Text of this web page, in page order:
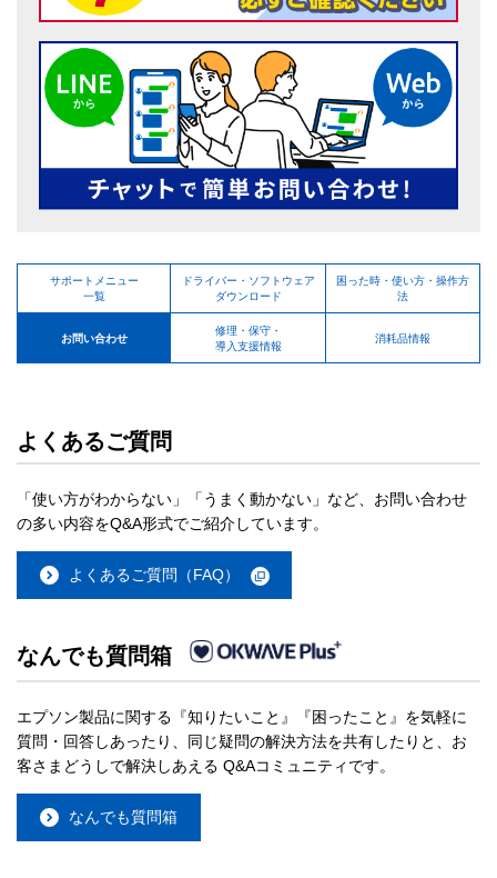
サポートメニュー
一覧
ドライバー・ソフトウェア
ダウンロード
困った時・使い方・操作方
法
お問い合わせ
修理・保守・
導入支援情報
消耗品情報
よくあるご質問
「使い方がわからない」「うまく動かない」など、お問い合わせ
の多い内容をQ&A形式でご紹介しています。
よくあるご質問（FAQ）
なんでも質問箱
エプソン製品に関する『知りたいこと』『困ったこと』を気軽に
質問・回答しあったり、同じ疑問の解決方法を共有したりと、お
客さまどうしで解決しあえる Q&Aコミュニティです。
なんでも質問箱